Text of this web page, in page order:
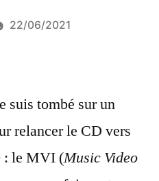
22/06/2021
suis tombé sur un
relancer le CD vers
: le MVI (Music Video